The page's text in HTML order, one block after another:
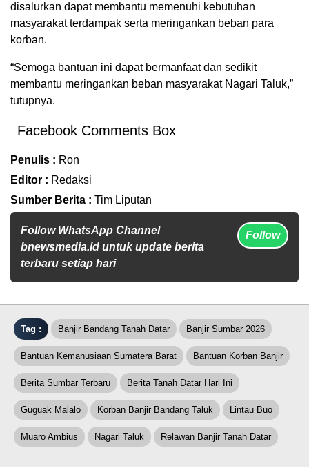
disalurkan dapat membantu memenuhi kebutuhan
masyarakat terdampak serta meringankan beban para
korban.
“Semoga bantuan ini dapat bermanfaat dan sedikit
membantu meringankan beban masyarakat Nagari Taluk,”
tutupnya.
Facebook Comments Box
Penulis : Ron
Editor : Redaksi
Sumber Berita : Tim Liputan
Follow WhatsApp Channel
bnewsmedia.id untuk update berita
terbaru setiap hari
Follow
Tag : Banjir Bandang Tanah Datar Banjir Sumbar 2026
Bantuan Kemanusiaan Sumatera Barat Bantuan Korban Banjir
Berita Sumbar Terbaru Berita Tanah Datar Hari Ini
Guguak Malalo Korban Banjir Bandang Taluk Lintau Buo
Muaro Ambius Nagari Taluk Relawan Banjir Tanah Datar